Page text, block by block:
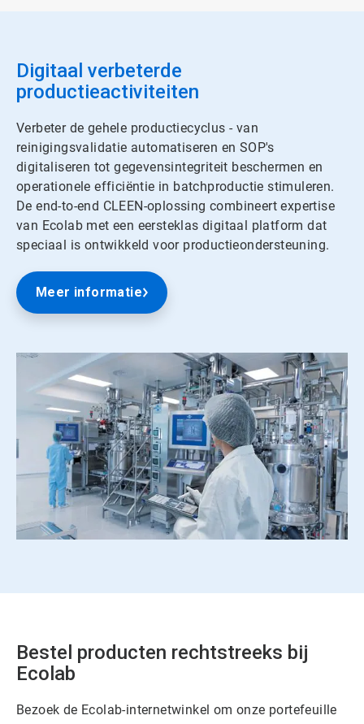
Digitaal verbeterde
productieactiviteiten
Verbeter de gehele productiecyclus - van
reinigingsvalidatie automatiseren en SOP's
digitaliseren tot gegevensintegriteit beschermen en
operationele efficiëntie in batchproductie stimuleren.
De end-to-end CLEEN-oplossing combineert expertise
van Ecolab met een eersteklas digitaal platform dat
speciaal is ontwikkeld voor productieondersteuning.
Meer informatie
Bestel producten rechtstreeks bij
Ecolab
Bezoek de Ecolab-internetwinkel om onze portefeuille